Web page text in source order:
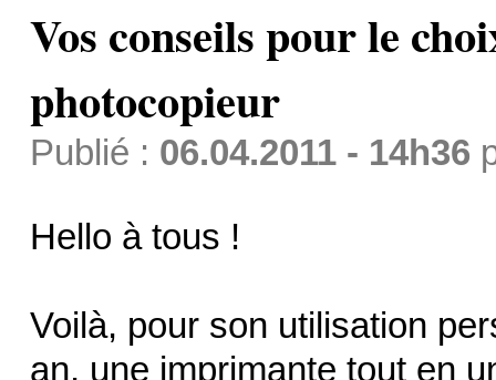
Vos conseils pour le
photocopieur
Publié : 06.04.2011 - 14h36
Hello à tous !
Voilà, pour son utilisation
an, une imprimante tout en